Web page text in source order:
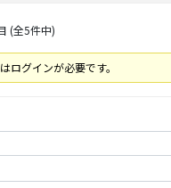
(全5件中)
ログインが必要です。